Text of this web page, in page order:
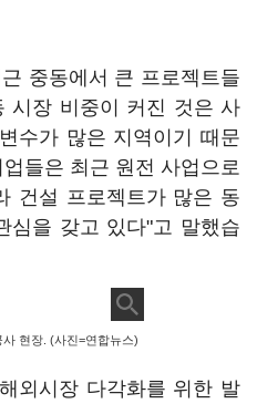
중동에서 큰 프로젝트들
시장 비중이 커진 것은 사
수가 많은 지역이기 때문
들은 최근 원전 사업으로
건설 프로젝트가 많은 동
심을 갖고 있다"고 말했습
현장. (사진=연합뉴스)
외시장 다각화를 위한 발